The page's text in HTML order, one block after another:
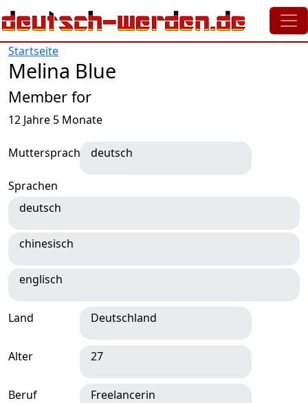
Direkt zum Inhalt
Startseite
Melina Blue
Member for
12 Jahre 5 Monate
Muttersprache deutsch
Sprachen
deutsch
chinesisch
englisch
Land Deutschland
Alter 27
Beruf Freelancerin